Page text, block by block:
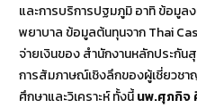
และการบริการปฐมภูมิ อาทิ ข้อมูล
พยาบาล ข้อมูลต้นทุนจาก Thai
จ่ายเงินของ สำนักงานหลักประกั
การสัมภาษณ์เชิงลึกของผู้เชี่ยวช
ศึกษาและวิเคราะห์ ทั้งนี้นพ.ศุภกิจ